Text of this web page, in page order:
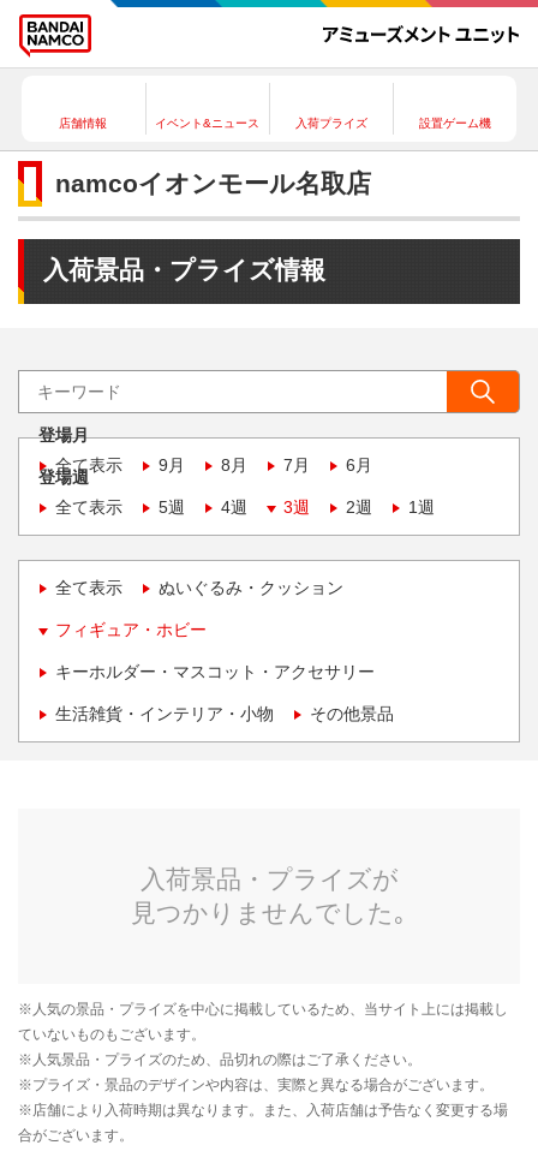
店舗情報 イベント&ニュース 入荷プライズ 設置ゲーム機
namcoイオンモール名取店
入荷景品・プライズ情報
登場月
全て表示
9月 8月 7月 6月
登場週
全て表示
5週 4週 3週 2週 1週
全て表示 ぬいぐるみ・クッション
フィギュア・ホビー
キーホルダー・マスコット・アクセサリー
生活雑貨・インテリア・小物 その他景品